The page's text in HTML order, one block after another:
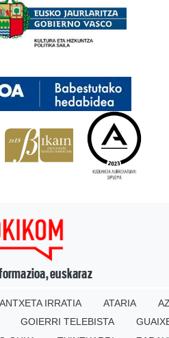
euskaraz
ANTXETA IRRATIA ATARIA
GOIERRI TELEBISTA